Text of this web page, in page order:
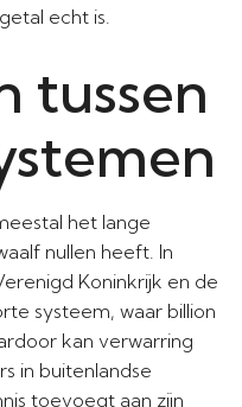
echt is.
tussen
het lange
nullen heeft. In
Koninkrijk en de
systeem, waar billion
kan verwarring
in buitenlandse
toevoegt aan zijn